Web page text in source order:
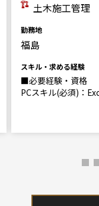
土木施工管理
勤務地
福島
スキル・求める経験
■必要経験・資格
PCスキル(必須)：